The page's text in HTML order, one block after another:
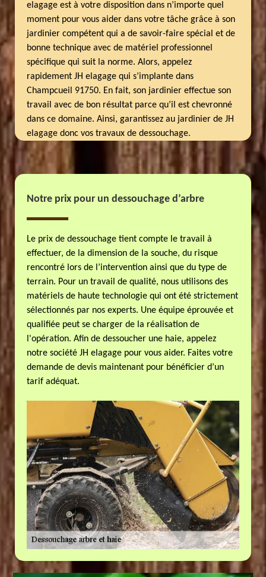
elagage est à votre disposition dans n’importe quel
moment pour vous aider dans votre tâche grâce à son
jardinier compétent qui a de savoir-faire spécial et de
bonne technique avec de matériel professionnel
spécifique qui suit la norme. Alors, appelez
rapidement JH elagage qui s’implante dans
Champcueil 91750. En fait, son jardinier effectue son
travail avec de bon résultat parce qu’il est chevronné
dans ce domaine. Ainsi, garantissez au jardinier de JH
elagage donc vos travaux de dessouchage.
Notre prix pour un dessouchage d’arbre
Le prix de dessouchage tient compte le travail à
effectuer, de la dimension de la souche, du risque
rencontré lors de l’intervention ainsi que du type de
terrain. Pour un travail de qualité, nous utilisons des
matériels de haute technologie qui ont été strictement
sélectionnés par nos experts. Une équipe éprouvée et
qualifiée peut se charger de la réalisation de
l'opération. Afin de dessoucher une haie, appelez
notre société JH elagage pour vous aider. Faites votre
demande de devis maintenant pour bénéficier d’un
tarif adéquat.